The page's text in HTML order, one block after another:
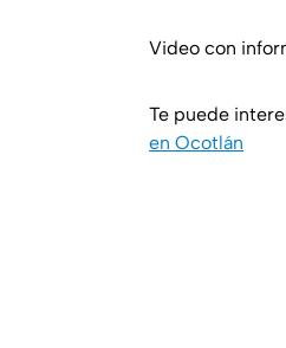
Video con
Te puede
en Ocotlán